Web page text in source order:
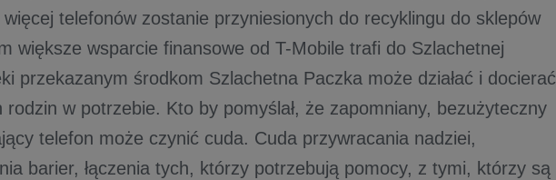
telefonów zostanie przyniesionych do recyklingu do sklepów
większe wsparcie finansowe od T-Mobile trafi do Szlachetnej
przekazanym środkom Szlachetna Paczka może działać i docierać
rodzin w potrzebie. Kto by pomyślał, że zapomniany, bezużyteczny
telefon może czynić cuda. Cuda przywracania nadziei,
barier, łączenia tych, którzy potrzebują pomocy, z tymi, którzy są